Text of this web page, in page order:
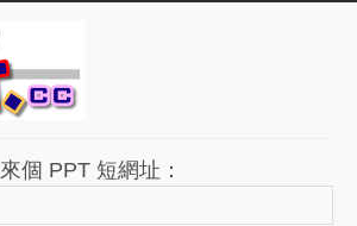
來個 PPT 短網址：